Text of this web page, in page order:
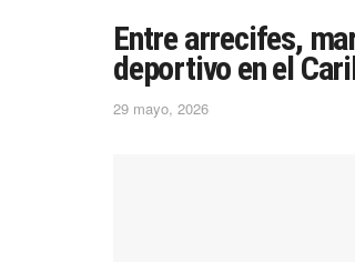
Entre arrecifes,
deportivo en el
29 mayo, 2026